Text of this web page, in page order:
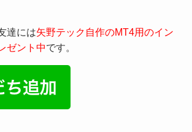
達には矢野テック自作のMT4用のイン
ゼント中です。